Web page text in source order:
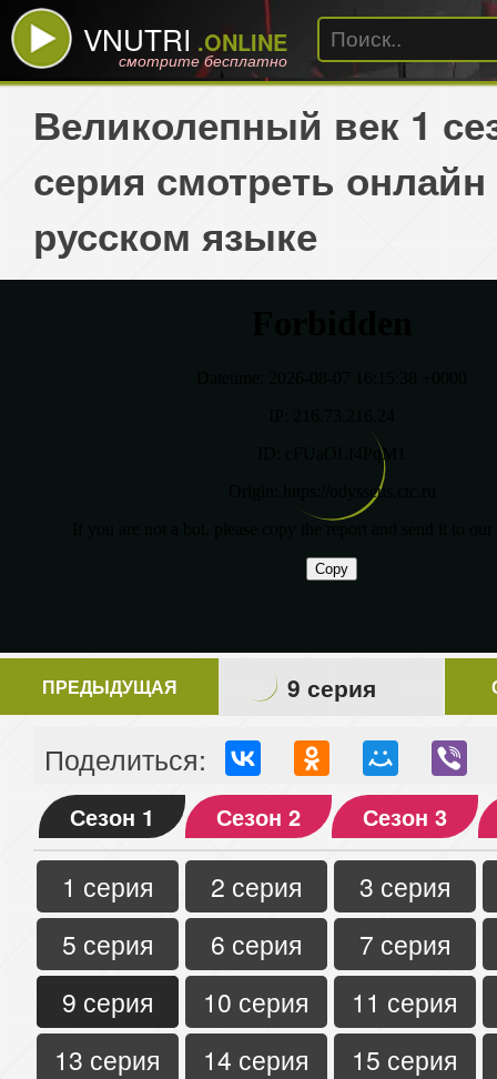
VNUTRI .ONLINE
смотрите бесплатно
Великолепный век 1
серия смотреть онлайн
русском языке
ПРЕДЫДУЩАЯ 9 серия
Поделиться:
Сезон 1 Сезон 2 Сезон 3
1 серия 2 серия
3 серия
5 серия
6 серия
7 серия
9 серия
10 серия
11 серия
13 серия
14 серия
15 серия